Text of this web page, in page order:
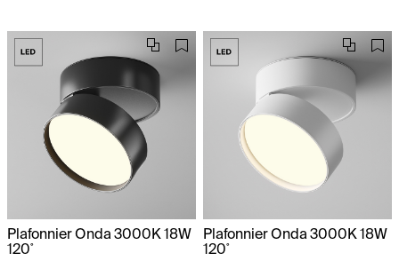
Plafonnier Onda 3000K 18W
120˚
Plafonnier Onda 3000K 18W
120˚